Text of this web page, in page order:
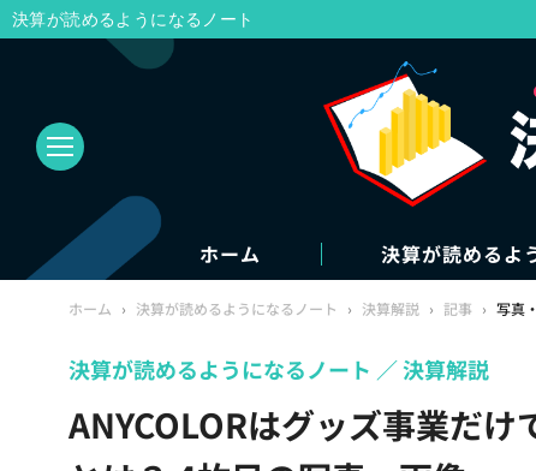
ホーム 決算が読めるよ
ホーム › 決算が読めるようになるノート › 決算解説 › 記事 › 写真
ANYCOLORはグッズ事業だ
決算が読めるようになるノート 決算解説
決算が読めるようになるノート